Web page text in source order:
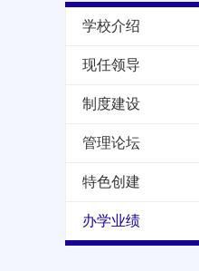
学校介绍
现任领导
制度建设
管理论坛
特色创建
办学业绩